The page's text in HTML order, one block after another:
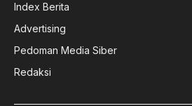
Index Berita
Advertising
Pedoman Media Siber
Redaksi